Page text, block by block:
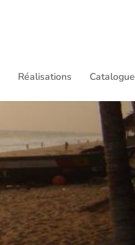
Réalisations Catalogue